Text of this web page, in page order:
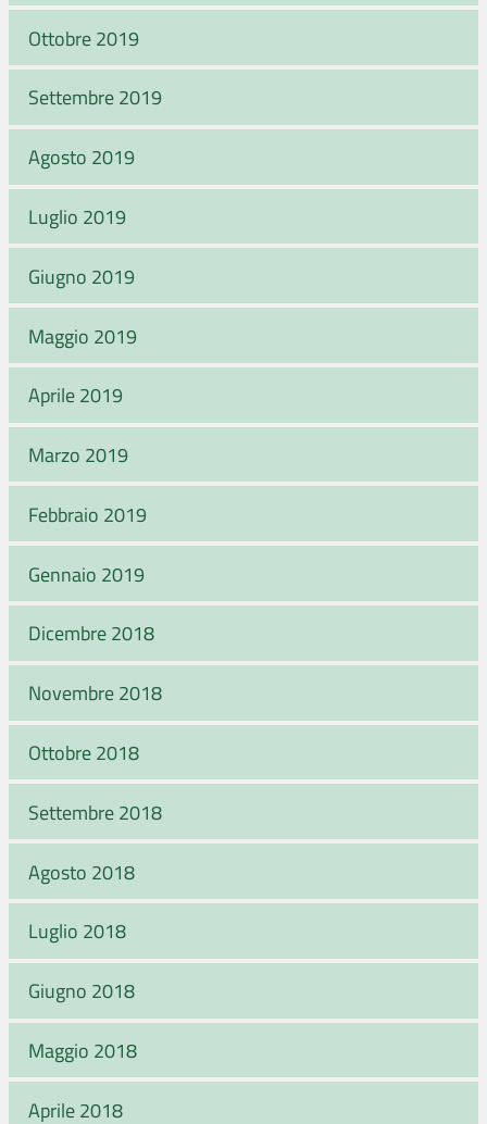
Ottobre 2019
Settembre 2019
Agosto 2019
Luglio 2019
Giugno 2019
Maggio 2019
Aprile 2019
Marzo 2019
Febbraio 2019
Gennaio 2019
Dicembre 2018
Novembre 2018
Ottobre 2018
Settembre 2018
Agosto 2018
Luglio 2018
Giugno 2018
Maggio 2018
Aprile 2018